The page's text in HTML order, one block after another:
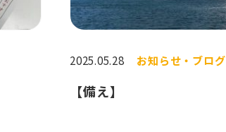
2025.05.28 お知らせ・ブログ
【備え】